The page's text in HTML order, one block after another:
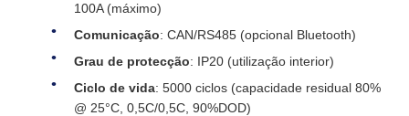
100A (máximo)
Comunicação: CAN/RS485 (opcional Bluetooth)
Grau de protecção: IP20 (utilização interior)
Ciclo de vida: 5000 ciclos (capacidade residual 80%
@ 25°C, 0,5C/0,5C, 90%DOD)